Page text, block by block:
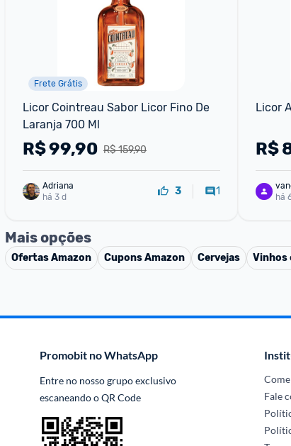
Frete Grátis
Licor Cointreau Sabor Licor Fino De
Laranja 700 Ml
R$ 159,90
R$99,90
Adriana
há 3 d
3 1
Licor
R$
há
Mais opções
OfertasAmazon CuponsAmazon Cervejas Vinhos
Promobit no WhatsApp
Entre no nosso grupo exclusivo
escaneando o QR Code
Fale